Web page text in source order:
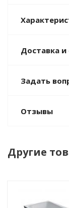
Доставка и
Задать
Отзывы
Другие